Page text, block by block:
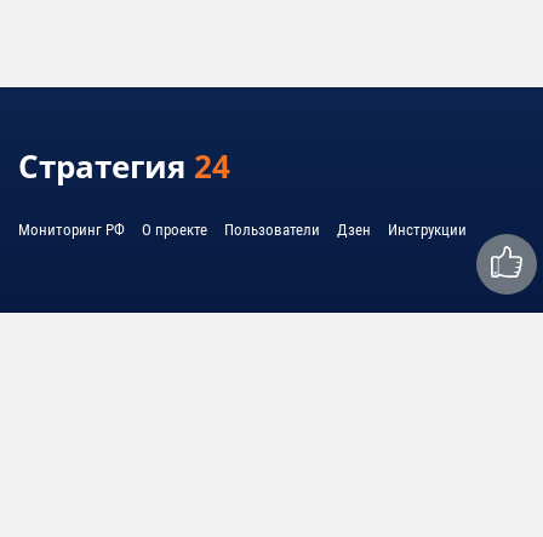
Стратегия 24
Мониторинг РФ О проекте Пользователи Дзен Инструкции